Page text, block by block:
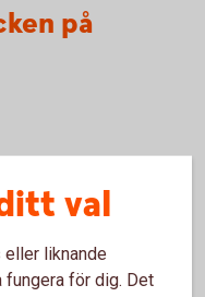
på
eller någon du
lura dig. Bedragare
för att skapa
val
eller liknande
för dig. Det